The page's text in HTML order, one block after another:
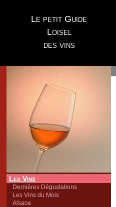
Le petit Guide
Loisel
des vins
Les Vins
Dernières Dégustations
Les Vins du Mois
Alsace